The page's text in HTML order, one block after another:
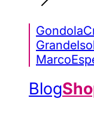
Gondola
Grande
Marco
Blog